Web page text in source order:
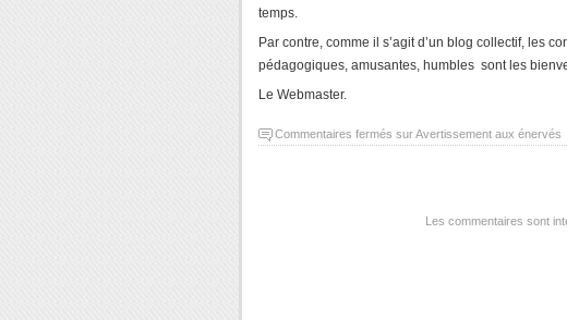
temps.
Par contre, comme il s’agit d’un blog collectif, les
pédagogiques, amusantes, humbles sont les
Le Webmaster.
Commentaires fermés sur Avertissement aux énervés
Les commentaires sont